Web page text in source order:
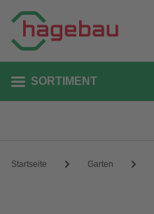
SORTIMENT
Startseite Garten